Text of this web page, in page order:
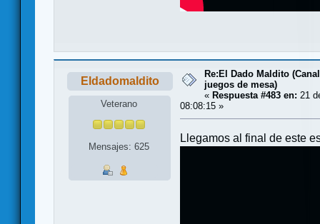
Eldadomaldito
Veterano
Mensajes: 625
Re:El Dado Maldito
juegos de mesa)
« Respuesta #483 en: 21
08:08:15 »
Llegamos al final de este